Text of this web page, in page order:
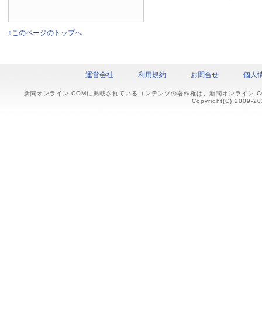
↑このページのトップへ
運営会社 利用規約 お問合せ 個人
新聞オンライン.COMに掲載されているコンテンツの著作権は、新聞オンライン
Copyright(C) 2009-